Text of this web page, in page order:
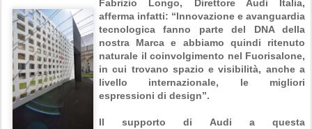
Fabrizio Longo, Direttore Audi Italia,
afferma infatti: “Innovazione e avanguardia
tecnologica fanno parte del DNA della
nostra Marca e abbiamo quindi ritenuto
naturale il coinvolgimento nel Fuorisalone,
in cui trovano spazio e visibilità, anche a
livello internazionale, le migliori
espressioni di design”.
Il supporto di Audi a questa